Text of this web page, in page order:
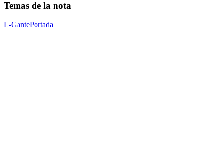
Temas de la nota
L-GantePortada